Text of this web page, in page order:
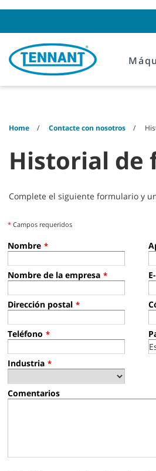
Home Contacte con nosotros
Historial de
Complete el siguiente formulario y
* Campos requeridos
Nombre *
Nombre de la empresa *
Dirección postal *
Teléfono *
Industria *
Comentarios